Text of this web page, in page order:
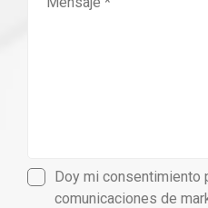
Doy mi consentimiento
comunicaciones de